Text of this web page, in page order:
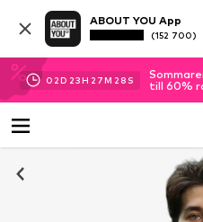
ABOUT YOU App
(152 700)
02D 23H 27M 28 S
till 60%